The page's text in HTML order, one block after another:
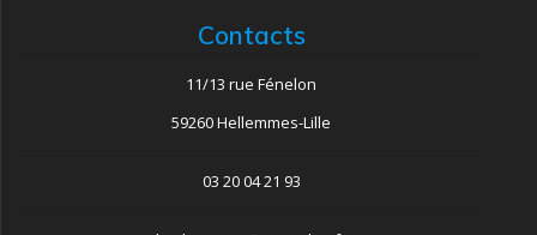
Contacts
11/13 rue Fénelon
59260 Hellemmes-Lille
03 20 04 21 93